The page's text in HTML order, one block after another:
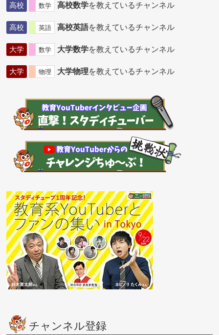
高校 数学 高校数学を教えているチャンネル
高校 英語 高校英語を教えているチャンネル
大学 数学 大学数学を教えているチャンネル
大学 物理 大学物理を教えているチャンネル
チャンネル登録